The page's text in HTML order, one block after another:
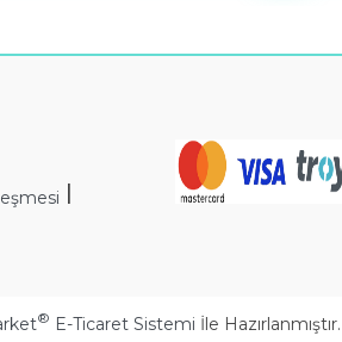
I
® E-Ticaret Sistemi İle Hazırlanmıştır.